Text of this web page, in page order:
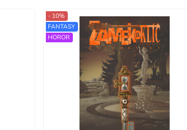
- 10%
FANTASY
HOROR